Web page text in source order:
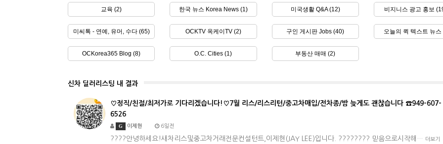
교육 (2) 한국 뉴스 Korea News (1) 미국생활 Q&A (12) 비지니스 광고 홍보
미씨톡 - 연예, 유머, 수다 (65) OCKTV 옥케이TV (2) 구인 게시판 Jobs (40) 오늘의 퀵 텍스트 뉴스
OCKorea365 Blog (8) O.C. Cities (1) 부동산 매매 (2)
신차 딜러리스팅 내 결과
♡정직/친절/최저가로 기다리겠습니다!♡7월 리스/리스리턴/중고차매입/전차종/밤 늦게도 괜찮습니다 ☎949-607-
6526
G 이제현 6일전
????안녕하세요!새차리스및중고차거래전문컨설턴트,이제현(JAY LEE)입니다. ???????? 믿음으로시작해… 더보기